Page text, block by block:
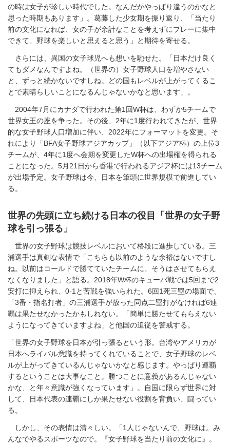
の時は女子が珍しい時代でした。なんだかやっぱり違うのかなと
思った時期もあります」。葛藤した少女期を振り返り、「当たり
前の文化になれば、女の子が余計なことを考えずにプレーに集中
できて、野球を楽しいと思えると思う」と期待を寄せる。
さらには、異国の女子球児へも想いを馳せた。「日本だけ良く
てもダメなんですよね。（世界の）女子野球人口を増やさない
と、ずっと続かないですしね。どの国もレベルが上がってくるこ
とで素晴らしいことになるんじゃないかなと思います」。
2004年7月にカナダで行われた第1回W杯は、わずか5チームで
世界女王の座を争った。その後、2年に1度行われてきたが、世界
的な女子野球人口増加に伴い、2022年にフォーマットを変更。そ
れにより「BFA女子野球アジアカップ」（以下アジア杯）の上位3
チームが、4年に1度へ会期を変更したW杯への出場権を得られる
ことになった。5月21日から香港で行われるアジア杯には13チーム
が出場予定。女子野球は今、日本を筆頭に世界規模で前進してい
る。
世界の先頭に立ち続ける日本の役目「世界の女子野
球を引っ張る」
世界の女子野球は競技レベルにおいて格段に進歩している。三
浦選手は真剣な表情で「こちらも以前のような余裕はないですし
ね。以前はコールドで勝てていたチームに、そうはさせてもらえ
なくなりました」と語る。2018年W杯のキューバ戦では5回まで2
安打に抑えられ、0-1と苦戦を強いられた。6回1死三塁の場面で、
「3番・指名打者」の三浦選手が放った同点二塁打がなければ6連
覇は果たせなかったかもしれない。「簡単に勝たせてもらえない
ようになってきていますよね」と他国の追従を警戒する。
「世界の女子野球を日本が引っ張るという形。台湾やアメリカが
日本へライバル意識を持ってくれていることで、女子野球のレベ
ルが上がってきているんじゃないかなと感じます。やっぱり連覇
するということは大事なこと。勝つことに意義があるんじゃない
かな、と年々意識が強くなっています」。自国に限らず世界に対
して、日本代表の連覇にしか果たせない役割を背負い、闘ってい
る。
しかし、その表情は清々しい。「1人じゃないんで、野球は。み
んなでやるスポーツなので。『女子野球を当たり前の文化に』。